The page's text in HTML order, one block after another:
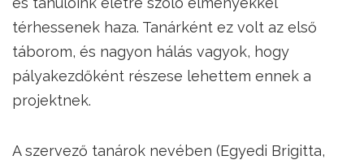
térhessenek haza. Tanárként ez volt az első
táborom, és nagyon hálás vagyok, hogy
pályakezdőként részese lehettem ennek a
projektnek.
A szervező tanárok nevében (Egyedi Brigitta,